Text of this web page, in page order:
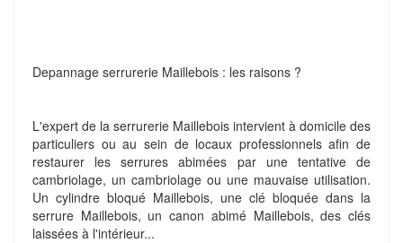
Depannage serrurerie Maillebois : les raisons ?
L'expert de la serrurerie Maillebois intervient à domicile des
particuliers ou au sein de locaux professionnels afin de
restaurer les serrures abimées par une tentative de
cambriolage, un cambriolage ou une mauvaise utilisation.
Un cylindre bloqué Maillebois, une clé bloquée dans la
serrure Maillebois, un canon abimé Maillebois, des clés
laissées à l'intérieur...